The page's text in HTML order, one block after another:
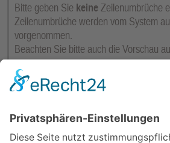
Bitte geben Sie keine Zeilenumbrüche
Zeilenumbrüche werden vom System
vorgenommen.
Beachten Sie bitte auch die Vorschau